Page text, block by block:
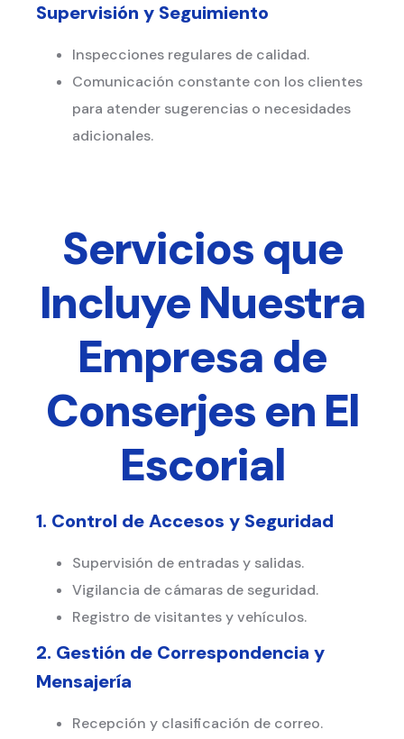
Supervisión y Seguimiento
Inspecciones regulares de calidad.
Comunicación constante con los clientes
para atender sugerencias o necesidades
adicionales.
Servicios que
Incluye Nuestra
Empresa de
Conserjes en El
Escorial
1. Control de Accesos y Seguridad
Supervisión de entradas y salidas.
Vigilancia de cámaras de seguridad.
Registro de visitantes y vehículos.
2. Gestión de Correspondencia y
Mensajería
Recepción y clasificación de correo.